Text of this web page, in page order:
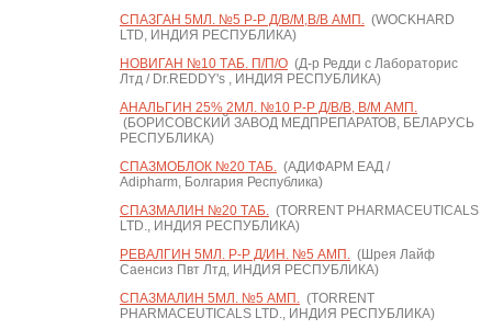
СПАЗГАН 5МЛ. №5 Р-Р Д/В/М,В/В АМП.(WOCKHARD
LTD, ИНДИЯ РЕСПУБЛИКА)
НОВИГАН №10 ТАБ. П/П/О(Д-р Редди с Лабораторис
Лтд / Dr.REDDY's , ИНДИЯ РЕСПУБЛИКА)
АНАЛЬГИН 25% 2МЛ. №10 Р-Р Д/В/В, В/М АМП.
(БОРИСОВСКИЙ ЗАВОД МЕДПРЕПАРАТОВ, БЕЛАРУСЬ
РЕСПУБЛИКА)
СПАЗМОБЛОК №20 ТАБ.(АДИФАРМ ЕАД /
Adipharm, Болгария Республика)
СПАЗМАЛИН №20 ТАБ.(TORRENT PHARMACEUTICALS
LTD., ИНДИЯ РЕСПУБЛИКА)
РЕВАЛГИН 5МЛ. Р-Р Д/ИН. №5 АМП.(Шрея Лайф
Саенсиз Пвт Лтд, ИНДИЯ РЕСПУБЛИКА)
СПАЗМАЛИН 5МЛ. №5 АМП.(TORRENT
PHARMACEUTICALS LTD., ИНДИЯ РЕСПУБЛИКА)